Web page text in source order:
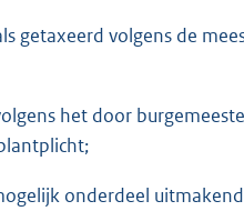
getaxeerd volgens de
het door
onderdeel